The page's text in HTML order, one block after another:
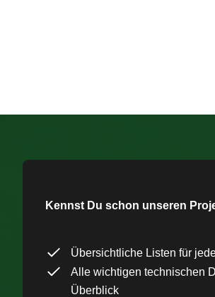
Kennst Du schon unseren
Übersichtliche Listen für
Alle wichtigen technischen
Überblick